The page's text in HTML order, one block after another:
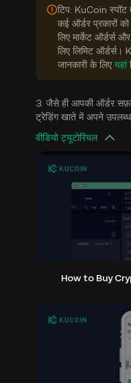
टिप: KuCoin स्पॉट
कई ऑर्डर प्रकारों
लिए मार्केट ऑर्डर्स
लिए लिमिट
जानकारी के लिए यहां
3. जैसे ही आपकी ऑर्डर
ट्रेडिंग खाते में अपने
वीडियो ट्यूटोरियल
How to Buy